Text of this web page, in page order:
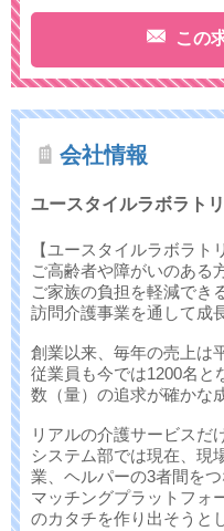
この
会社情報
ユースタイルラボラト
【ユースタイルラボラト
ご高齢者や障がいのある
ご家族の負担を軽減でき
訪問介護事業を通して成
創業以来、毎年の売上は
従業員も今では1200名と
数（量）の追求が確かな
リアルの介護サービスだ
システム部では現在、現
業、ヘルパーの3者間を
マッチングプラットフォ
のカタチを作り出そうと